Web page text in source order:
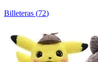
Billeteras (72)